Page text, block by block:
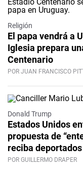
Religión
El papa vendrá a
Iglesia prepara
Centenario
POR JUAN FRANCISCO
Donald Trump
Estados Unidos
propuesta de
reciba
POR GUILLERMO DRAPER